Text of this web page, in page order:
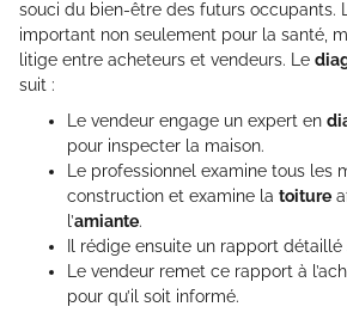
souci du bien-être des futurs occupants.
important non seulement pour la santé,
litige entre acheteurs et vendeurs. Le
suit :
Le vendeur engage un expert en
pour inspecter la maison.
Le professionnel examine tous les
construction et examine la toiture
l’amiante.
Il rédige ensuite un rapport détaillé
Le vendeur remet ce rapport à
pour qu’il soit informé.